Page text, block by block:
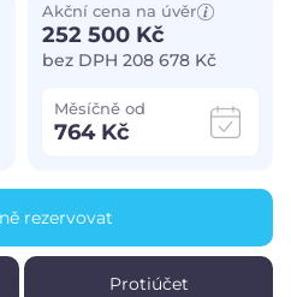
Měsíčně od
764 Kč
Akční cena na úvěr
252 500 Kč
bez DPH 208 678 Kč
Protiúčet
rezervovat